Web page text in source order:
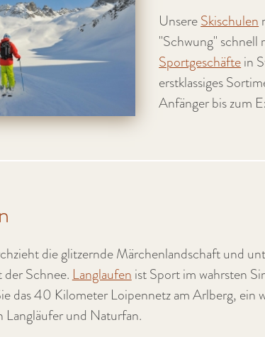
UnsereSkischulen
"Schwung" schnell
Sportgeschäftein
erstklassiges
Anfänger bis zum
die glitzernde Märchenlandschaft und
der Schnee.Langlaufenist Sport im wahrsten
das 40 Kilometer Loipennetz am Arlberg, ein
Langläufer und Naturfan.